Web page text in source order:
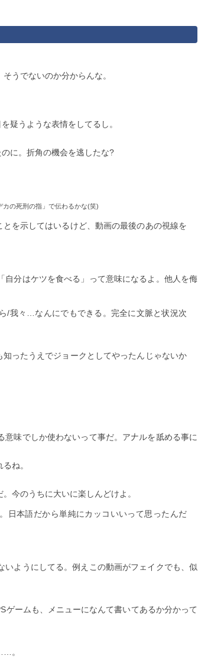
うでないのか分からんな。
疑うような表情をしてるし。
に。折角の機会を逃したな?
カの死刑の指」で伝わるかな(笑)
を示してはいるけど、動画の最後のあの視線を
分はケツを食べる」って意味になるよ。他人を侮
/我々…なんにでもできる。完全に文脈と状況次
ったうえでジョークとしてやったんじゃないか
味でしか使わないって事だ。ア𠂇ルを舐める事に
ね。
今のうちに大いに楽しんどけよ。
日本語だから単純にカッコいいって思ったんだ
ようにしてる。例えこの動画がフェイクでも、似
ームも、メニューになんて書いてあるか分かって
。